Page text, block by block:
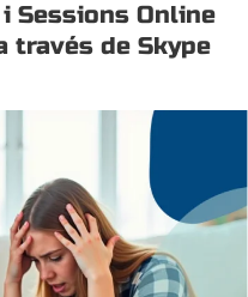
Sessions Online
través de Skype